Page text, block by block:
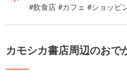
#飲食店 #カフェ #ショッピ
カモシカ書店周辺のおで